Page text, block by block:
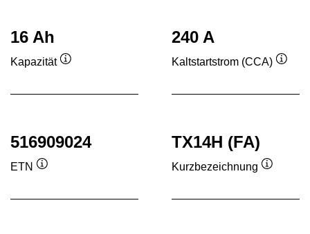
16 Ah
Kapazität
240 A
Kaltstartstrom (CCA)
516909024
ETN
TX14H (FA)
Kurzbezeichnung